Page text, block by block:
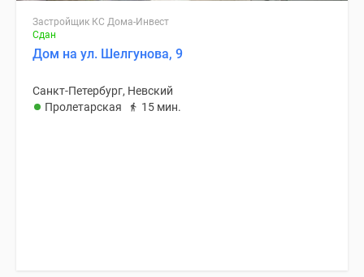
Застройщик КС Дома-Инвест
Сдан
Дом на ул. Шелгунова, 9
Санкт-Петербург, Невский
Пролетарская
15 мин.